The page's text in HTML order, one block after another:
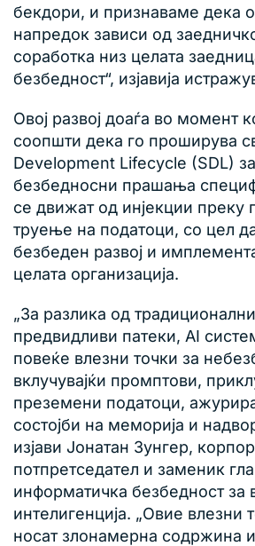
бекдори, и признаваме дека
напредок зависи од
соработка низ целата
безбедност“, изјавија
Овој развој доаѓа во момент
соопшти дека го проширува
Development Lifecycle (SDL)
безбедносни прашања
се движат од инјекции преку
труење на податоци, со цел
безбеден развој и
целата организација.
„За разлика од
предвидливи патеки, AI
повеќе влезни точки за
вклучувајќи промптови,
преземени податоци,
состојби на меморија и
изјави Јонатан Зунгер,
потпретседател и заменик
информатичка безбедност за
интелигенција. „Овие влезни
носат злонамерна содржина